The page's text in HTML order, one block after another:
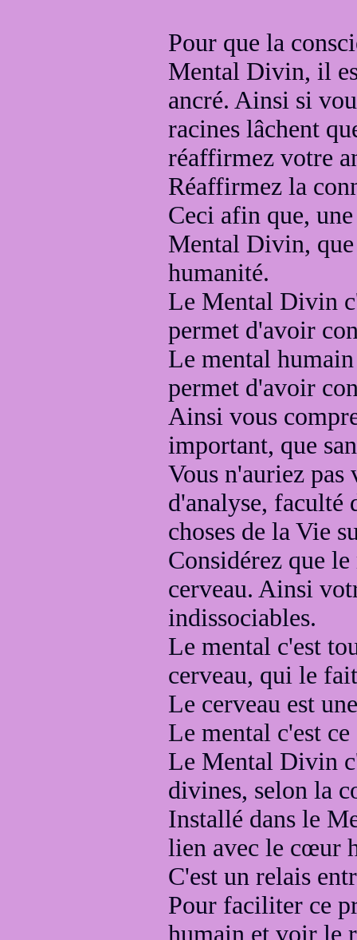
Pour que la
Mental Divin, il
ancré. Ainsi si
racines lâchent
réaffirmez votre
Réaffirmez la
Ceci afin que,
Mental Divin,
humanité.
Le Mental Divin
permet d'avoir
Le mental
permet d'avoir
Ainsi vous
important, que
Vous n'auriez pas
d'analyse, faculté
choses de la Vie
Considérez que
cerveau. Ainsi
indissociables.
Le mental c'est
cerveau, qui le
Le cerveau est
Le mental c'est
Le Mental Divin
divines, selon la
Installé dans le
lien avec le cœur
C'est un relais
Pour faciliter ce
humain et voir le